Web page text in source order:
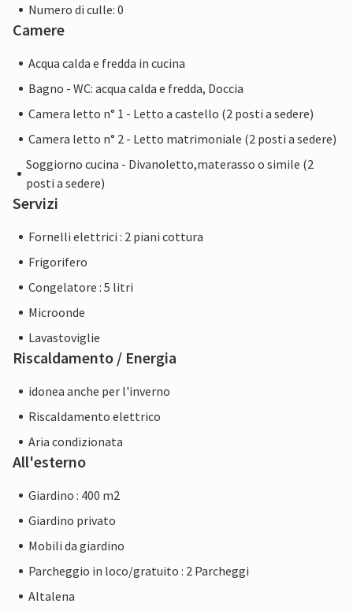
Numero di culle: 0
Camere
Acqua calda e fredda in cucina
Bagno - WC: acqua calda e fredda, Doccia
Camera letto n° 1 - Letto a castello (2 posti a sedere)
Camera letto n° 2 - Letto matrimoniale (2 posti a sedere)
Soggiorno cucina - Divanoletto,materasso o simile (2
posti a sedere)
Servizi
Fornelli elettrici : 2 piani cottura
Frigorifero
Congelatore : 5 litri
Microonde
Lavastoviglie
Riscaldamento / Energia
idonea anche per l'inverno
Riscaldamento elettrico
Aria condizionata
All'esterno
Giardino : 400 m2
Giardino privato
Mobili da giardino
Parcheggio in loco/gratuito : 2 Parcheggi
Altalena